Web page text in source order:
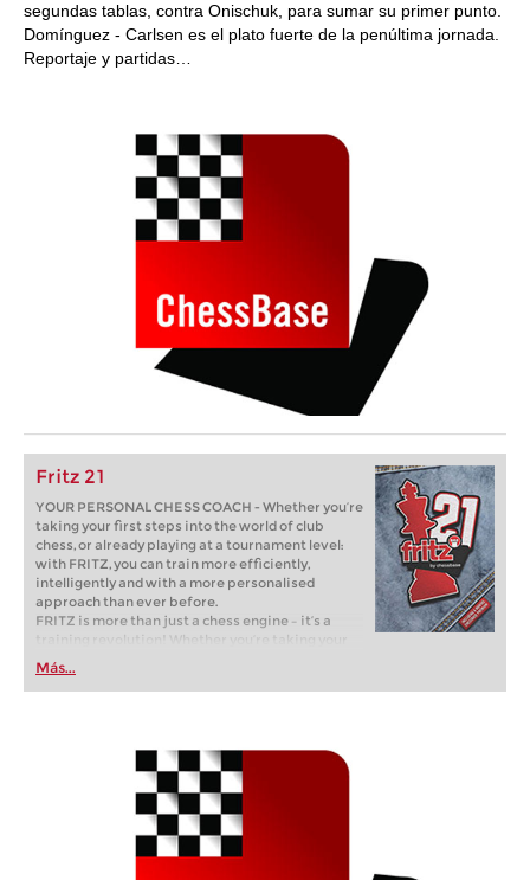
segundas tablas, contra Onischuk, para sumar su primer punto.
Domínguez - Carlsen es el plato fuerte de la penúltima jornada.
Reportaje y partidas…
Fritz 21
YOUR PERSONAL CHESS COACH - Whether you’re
taking your first steps into the world of club
chess, or already playing at a tournament level:
with FRITZ, you can train more efficiently,
intelligently and with a more personalised
approach than ever before.
FRITZ is more than just a chess engine – it’s a
training revolution! Whether you’re taking your
first steps into the world of club chess, or already
playing at a tournament level: with FRITZ, you can
train more efficiently, intelligently and with a
Más...